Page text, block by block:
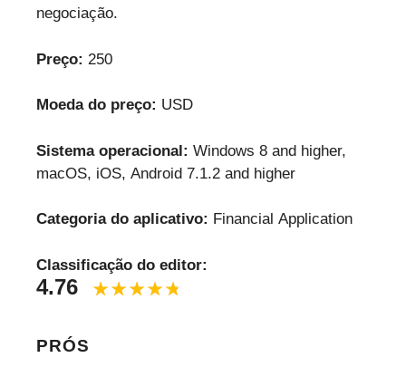
negociação.
Preço: 250
Moeda do preço: USD
Sistema operacional: Windows 8 and higher,
macOS, iOS, Android 7.1.2 and higher
Categoria do aplicativo: Financial Application
Classificação do editor:
4.76
PRÓS